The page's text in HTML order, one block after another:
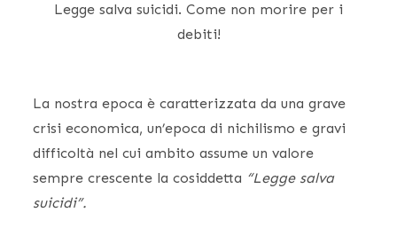
Legge salva suicidi. Come non morire per i
debiti!
La nostra epoca è caratterizzata da una grave
crisi economica, un’epoca di nichilismo e gravi
difficoltà nel cui ambito assume un valore
sempre crescente la cosiddetta “Legge salva
suicidi”.